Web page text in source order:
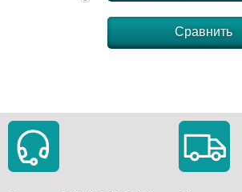
Сравнить